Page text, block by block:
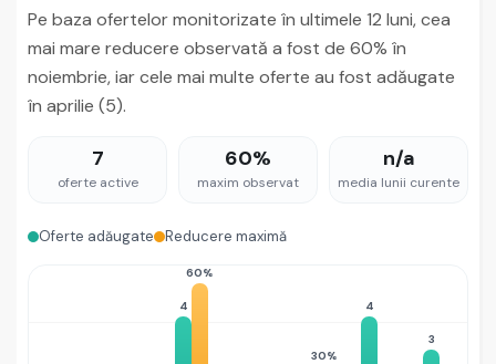
Pe baza ofertelor monitorizate în ultimele 12 luni, cea
mai mare reducere observată a fost de 60% în
noiembrie, iar cele mai multe oferte au fost adăugate
în aprilie (5).
7
oferte active
60%
maxim observat
n/a
media lunii curente
Oferte adăugate Reducere maximă
4
60%
30%
4
3